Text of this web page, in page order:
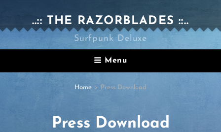
..:: THE RAZORBLADES ::..
Surfpunk Deluxe
Menu
Home > Press Download
Press Download